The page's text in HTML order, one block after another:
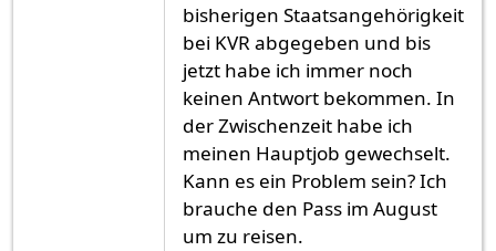
bisherigen Staatsangehörigkeit
bei KVR abgegeben und bis
jetzt habe ich immer noch
keinen Antwort bekommen. In
der Zwischenzeit habe ich
meinen Hauptjob gewechselt.
Kann es ein Problem sein? Ich
brauche den Pass im August
um zu reisen.